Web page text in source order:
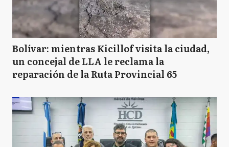
Bolívar: mientras Kicillof visita la ciudad,
un concejal de LLA le reclama la
reparación de la Ruta Provincial 65